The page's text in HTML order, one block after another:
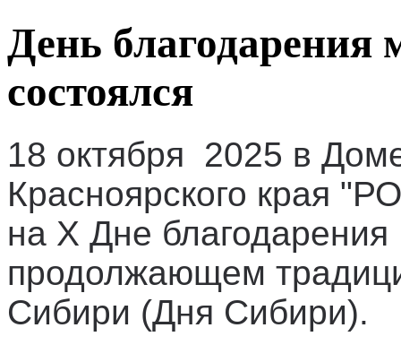
День благодарения
состоялся
18 октября 2025 в
Красноярского края
на Х Дне
продолжающем
Сибири (Дня Сибири).